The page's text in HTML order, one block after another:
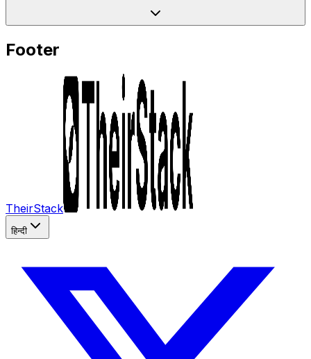
Footer
TheirStack
हिन्दी